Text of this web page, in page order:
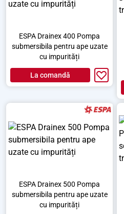
ESPA Drainex 400 Pompa
submersibila pentru ape uzate
cu impurități
La comandă
ESPA Drainex 500 Pompa
submersibila pentru ape uzate
cu impurități